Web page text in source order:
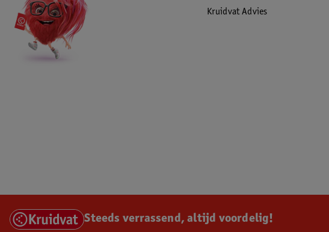
Kruidvat Advies
Steeds verrassend, altijd voordelig!